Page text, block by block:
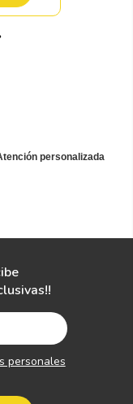
personalizada
personales